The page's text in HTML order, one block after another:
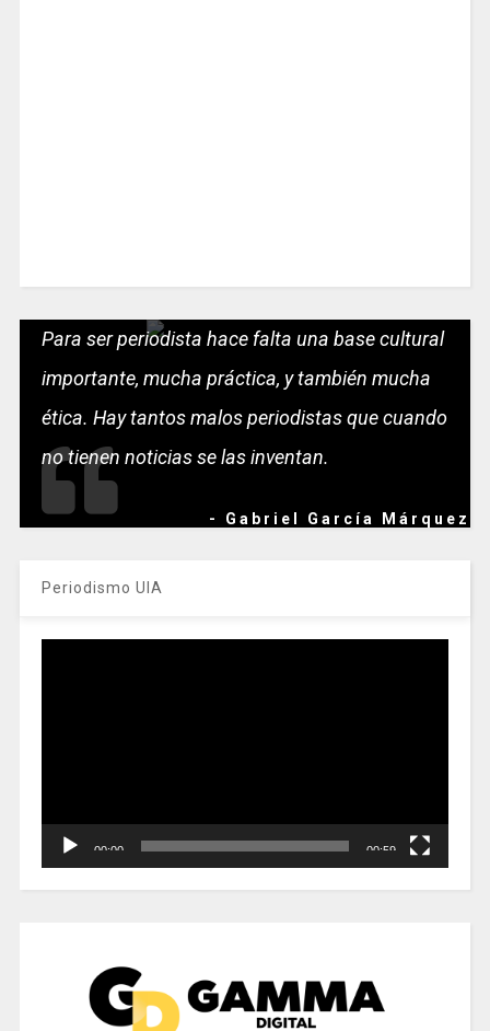
Para ser periodista hace falta una base cultural
importante, mucha práctica, y también mucha
ética. Hay tantos malos periodistas que cuando
no tienen noticias se las inventan.
- Gabriel García Márquez
Periodismo UIA
00:00 00:59